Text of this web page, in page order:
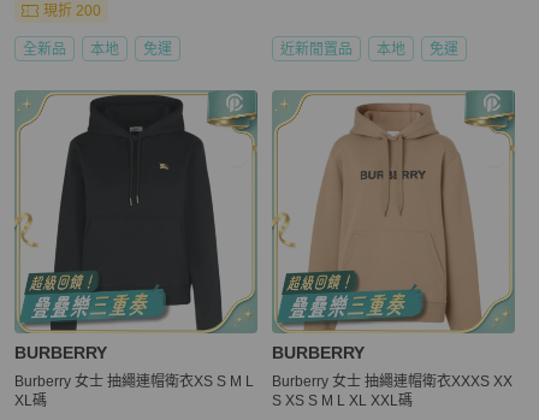
現折 200
全新品 本地 免運 近新閒置品 本地 免運
BURBERRY
Burberry 女士 抽繩連帽衛衣XS S M L
XL碼
BURBERRY
Burberry 女士 抽繩連帽衛衣XXXS XX
S XS S M L XL XXL碼